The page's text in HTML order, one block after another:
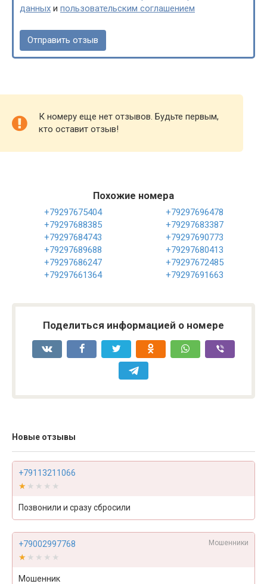
данных и пользовательским соглашением
К номеру еще нет отзывов. Будьте первым,
кто оставит отзыв!
Похожие номера
+79297675404
+79297696478
+79297688385
+79297683387
+79297684743
+79297690773
+79297689688
+79297680413
+79297686247
+79297672485
+79297661364
+79297691663
Поделиться информацией о номере
Новые отзывы
+79113211066
★★★★★
★★★★★
Позвонили и сразу сбросили
+79002997768 Мошенники
★★★★★
★★★★★
Мошенник